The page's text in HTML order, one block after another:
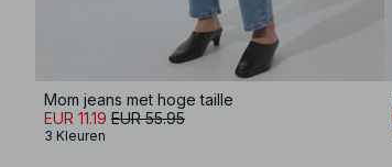
Mom jeans met hoge taille
EUR 11.19 EUR 55.95
3 Kleuren